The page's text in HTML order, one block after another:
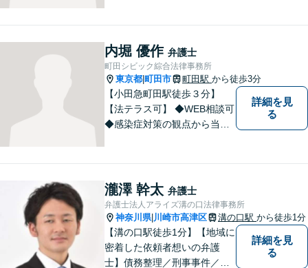
決が何であるのかを見極め、
誠心誠意、仕事に取り組んで
まいります。
内堀 優作 弁護士
町田シビック綜合法律事務所
東京都 町田市 町田駅 から徒歩3分
【小田急町田駅徒歩３分】
【法テラス可】 ◆WEB相談可
◆感染症対策の観点から当面
詳細を見
る
瀧澤 幹太 弁護士
弁護士法人アライズ溝の口法律事務所
神奈川県| 川崎市高津区 溝の口駅 から徒歩1分
【溝の口駅徒歩1分】【地域に
密着した依頼者想いの弁護
士】債務整理／刑事事件／離
詳細を見
る